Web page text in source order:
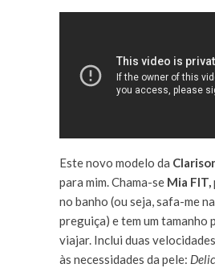
Este novo modelo da
para mim. Chama-se Mia FIT,
no banho (ou seja, safa-me
preguiça) e tem um tamanho
viajar. Inclui duas
às necessidades da pele: